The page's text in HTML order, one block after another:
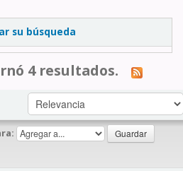
su búsqueda
4 resultados.